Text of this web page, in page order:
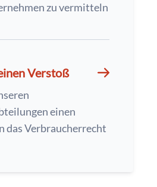
zu vermitteln
Verstoß
einen
das Verbraucherrecht